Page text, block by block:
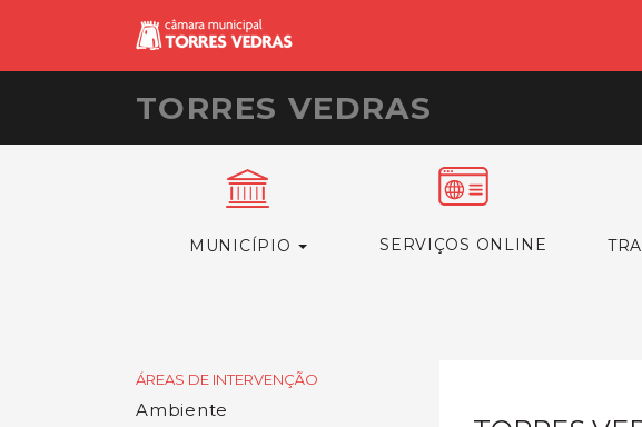
TORRES VEDRAS
MUNICÍPIO SERVIÇOS ONLINE
ÁREAS DE INTERVENÇÃO
Ambiente